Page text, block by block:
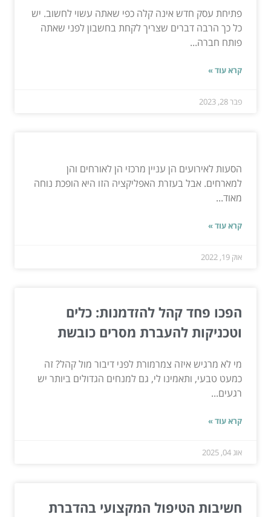
פתיחת עסק חדש אינה קלה כפי שאתה עשוי לחשוב. יש
כל כך הרבה דברים שצריך לקחת בחשבון לפני שאתה
פותח חברה...
קרא עוד »
פבר 28, 2023
הסעות לאירועים הן עניין מרכזי הן לאורחים והן
למארחים. אבל בעזרת האפליקציה הזו היא הופכת נוחה
מאוד...
קרא עוד »
אוק 19, 2022
הפכו פחד קהל להזדמנות: כלים
וטכניקות להעברת מסרים כובשת
מי לא מרגיש איזה צמרמורת לפני דיבור מול קהל? זה
כמעט טבעי, ותאמינו לי, גם למנחים הגדולים ביותר יש
רגעים...
קרא עוד »
אוג 04, 2025
חשיבות הטיפול המקצועי בהדברת